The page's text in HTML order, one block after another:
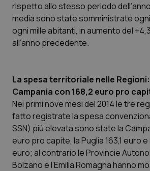
Provincia Autonoma di
Provincia Autonoma di Trento
Sardegna
Sicilia
Toscana
Infezioni & Febbre
Ipertensione & Scompenso
Malattia di Crohn &
Neuroscienze & patologie
Obesità
rispetto allo stesso periodo
media sono state somministrate
ogni mille abitanti, in aumento del
all’anno precedente.
La spesa territoriale nelle
Campania con 168,2 euro pro
Nei primi nove mesi del 2014 le tre
fatto registrate la spesa
SSN) più elevata sono state la
euro pro capite, la Puglia 163,1 euro e
euro; al contrario le Provincie
Bolzano e l’Emilia Romagna hanno